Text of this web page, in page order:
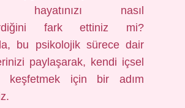
hayatınızı nasıl
fark ettiniz mi?
bu psikolojik sürece dair
paylaşarak, kendi içsel
keşfetmek için bir adım